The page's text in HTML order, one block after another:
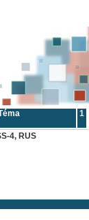
1
4, RUS